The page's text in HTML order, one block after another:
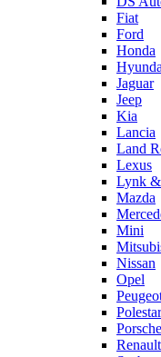
Fiat
Ford
Honda
Jaguar
Jeep
Kia
Lancia
Land
Lexus
Lynk
Mazda
Mini
Nissan
Opel
Polestar
Porsche
Renault